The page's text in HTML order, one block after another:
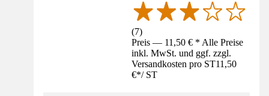
(7)
Preis — 11,50 € * Alle Preise
inkl. MwSt. und ggf. zzgl.
Versandkosten pro ST11,50
€*/ ST